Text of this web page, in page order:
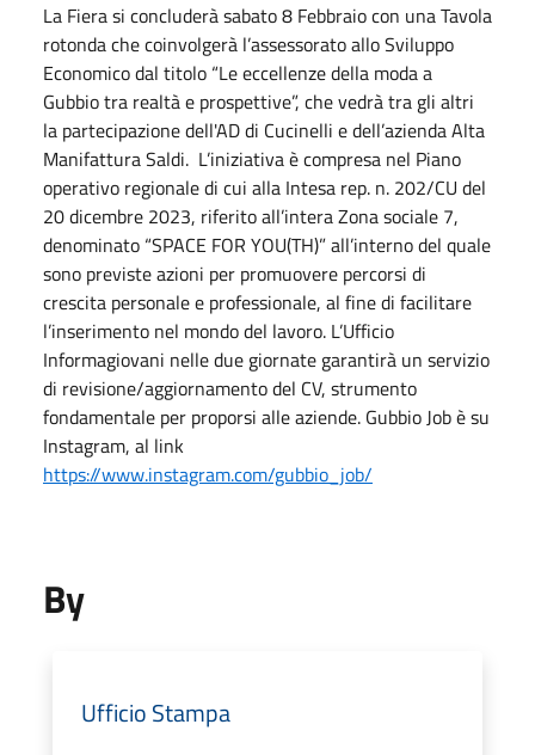
La Fiera si concluderà sabato 8 Febbraio con una Tavola
rotonda che coinvolgerà l’assessorato allo Sviluppo
Economico dal titolo “Le eccellenze della moda a
Gubbio tra realtà e prospettive”, che vedrà tra gli altri
la partecipazione dell'AD di Cucinelli e dell’azienda Alta
Manifattura Saldi. L’iniziativa è compresa nel Piano
operativo regionale di cui alla Intesa rep. n. 202/CU del
20 dicembre 2023, riferito all’intera Zona sociale 7,
denominato “SPACE FOR YOU(TH)” all’interno del quale
sono previste azioni per promuovere percorsi di
crescita personale e professionale, al fine di facilitare
l’inserimento nel mondo del lavoro. L’Ufficio
Informagiovani nelle due giornate garantirà un servizio
di revisione/aggiornamento del CV, strumento
fondamentale per proporsi alle aziende. Gubbio Job è su
Instagram, al link
https://www.instagram.com/gubbio_job/
By
Ufficio Stampa